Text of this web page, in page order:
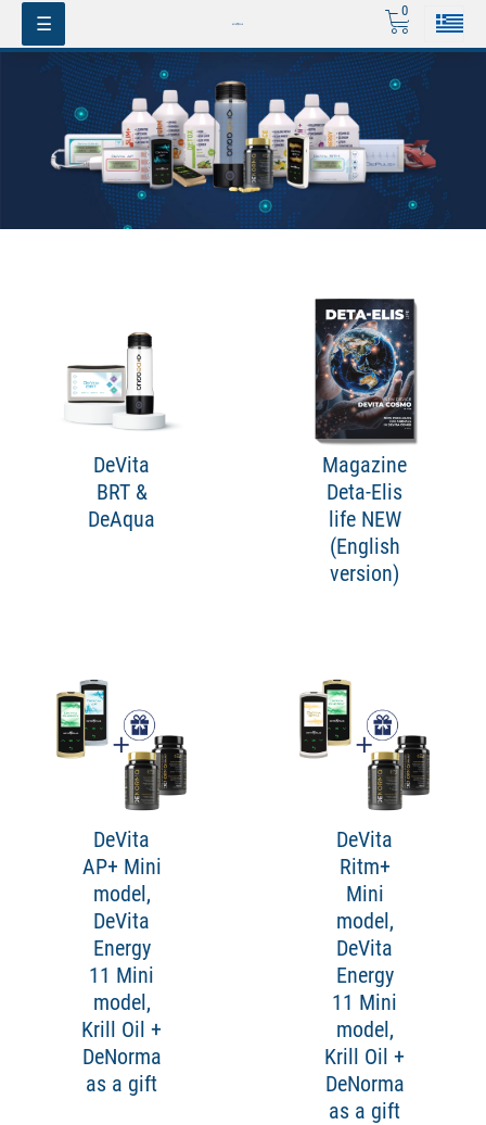
Toggle
navigation
☰ 0
DeVita
BRT &
DeAqua
Magazine
Deta-Elis
life NEW
(English
version)
DeVita
AP+ Mini
model,
DeVita
Energy
11 Mini
model,
Krill Oil +
DeNorma
as a gift
DeVita
Ritm+
Mini
model,
DeVita
Energy
11 Mini
model,
Krill Oil +
DeNorma
as a gift